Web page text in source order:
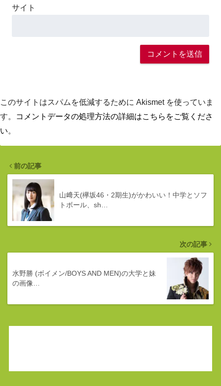
サイト
このサイトはスパムを低減するために Akismet を使っていま
す。
コメントデータの処理方法の詳細はこちらをご覧くださ
い。
前の記事
山﨑天(欅坂46・2期生)がかわいい！中学とソフ
トボール、sh…
次の記事
水野勝 (ボイメン/BOYS AND MEN)の大学と妹
の画像…